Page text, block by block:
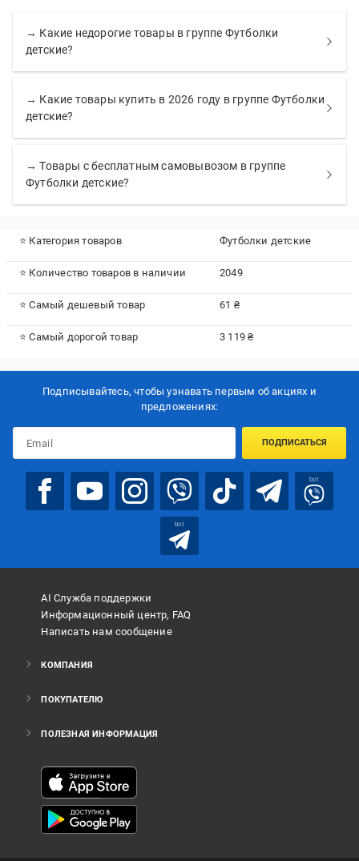
→ Какие недорогие товары в группе Футболки
детские?
→ Какие товары купить в 2026 году в группе Футболки
детские?
→ Товары с бесплатным самовывозом в группе
Футболки детские?
⭐ Категория товаров Футболки детские
⭐ Количество товаров в наличии 2049
⭐ Самый дешевый товар 61 ₴
⭐ Самый дорогой товар 3 119 ₴
Подписывайтесь, чтобы узнавать первым об акцияx и
предложениях:
ПОДПИСАТЬСЯ
bot
bot
AI Служба поддержки
Информационный центр, FAQ
Написать нам сообщение
КОМПАНИЯ
ПОКУПАТЕЛЮ
ПОЛЕЗНАЯ ИНФОРМАЦИЯ